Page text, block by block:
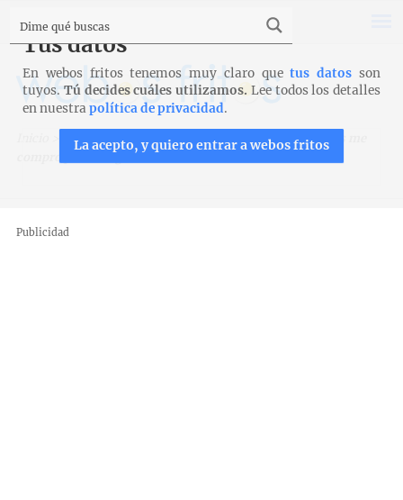
Fotografía > Cómo fotografiar comida
Qué luces me
compro para fotografiar comida
Publicidad
Tus datos
En webos fritos tenemos muy claro quetus datos son
tuyos. Tú decides cuáles utilizamos. Lee todos los detalles
en nuestrapolítica de privacidad.
La acepto, y quiero entrar a webos fritos